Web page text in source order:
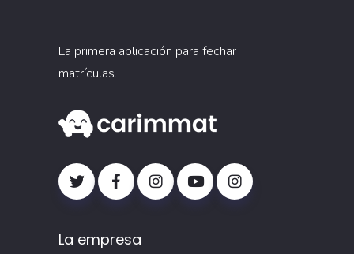
La primera aplicación para fechar
matrículas.
La empresa